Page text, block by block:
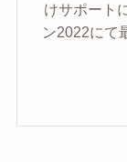
けサポート
ン2022にて